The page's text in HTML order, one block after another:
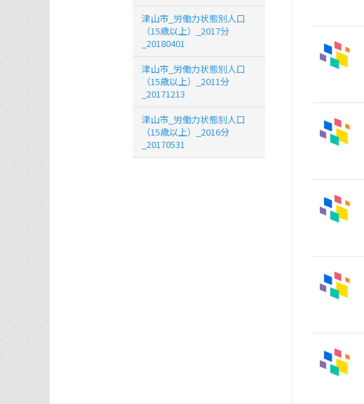
津山市_労働力状態別人口
（15歳以上）_2017分
_20180401
津山市_労働力状態別人口
（15歳以上）_2011分
_20171213
津山市_労働力状態別人口
（15歳以上）_2016分
_20170531